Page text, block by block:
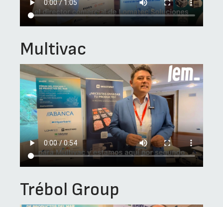
Multivac
Trébol Group